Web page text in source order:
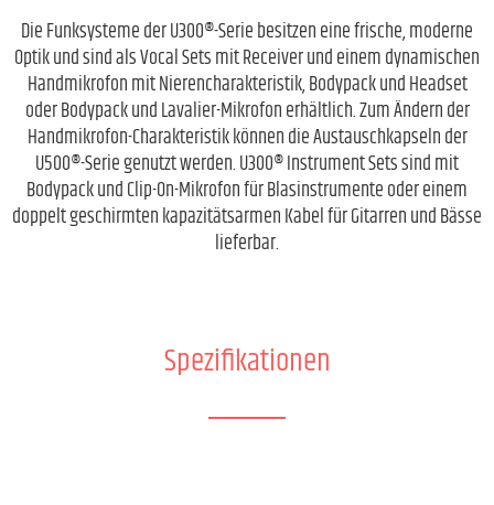
Die Funksysteme der U300®-Serie besitzen eine frische, moderne
Optik und sind als Vocal Sets mit Receiver und einem dynamischen
Handmikrofon mit Nierencharakteristik, Bodypack und Headset
oder Bodypack und Lavalier-Mikrofon erhältlich. Zum Ändern der
Handmikrofon-Charakteristik können die Austauschkapseln der
U500®-Serie genutzt werden. U300® Instrument Sets sind mit
Bodypack und Clip-On-Mikrofon für Blasinstrumente oder einem
doppelt geschirmten kapazitätsarmen Kabel für Gitarren und Bässe
lieferbar.
Spezifikationen